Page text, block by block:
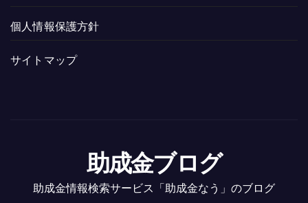
個人情報保護方針
サイトマップ
助成金ブログ
助成金情報検索サービス「助成金なう」のブログ